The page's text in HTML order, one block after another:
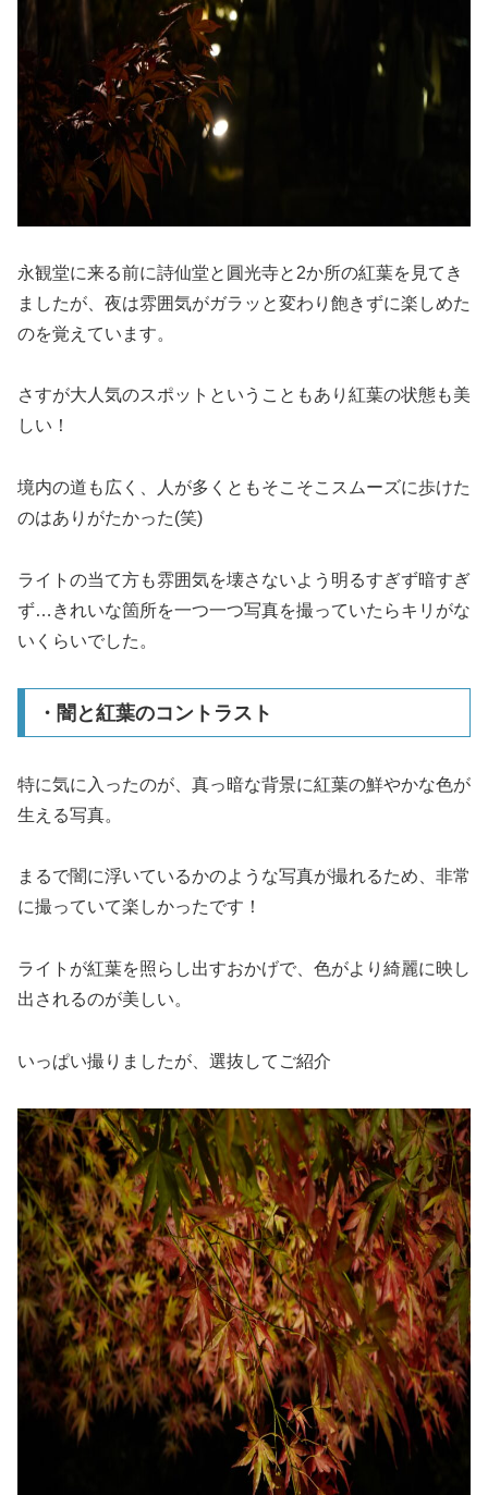
永観堂に来る前に詩仙堂と圓光寺と2か所の紅葉を見てき
ましたが、夜は雰囲気がガラッと変わり飽きずに楽しめた
のを覚えています。
さすが大人気のスポットということもあり紅葉の状態も美
しい！
境内の道も広く、人が多くともそこそこスムーズに歩けた
のはありがたかった(笑)
ライトの当て方も雰囲気を壊さないよう明るすぎず暗すぎ
ず…きれいな箇所を一つ一つ写真を撮っていたらキリがな
いくらいでした。
・闇と紅葉のコントラスト
特に気に入ったのが、真っ暗な背景に紅葉の鮮やかな色が
生える写真。
まるで闇に浮いているかのような写真が撮れるため、非常
に撮っていて楽しかったです！
ライトが紅葉を照らし出すおかげで、色がより綺麗に映し
出されるのが美しい。
いっぱい撮りましたが、選抜してご紹介